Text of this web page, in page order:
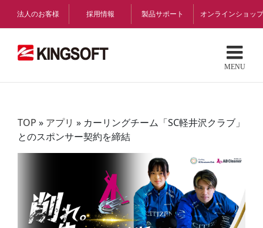
法人のお客様 採用情報 製品サポート オンラインショップ
TOP » アプリ » カーリングチーム「SC軽井沢クラブ」
とのスポンサー契約を締結